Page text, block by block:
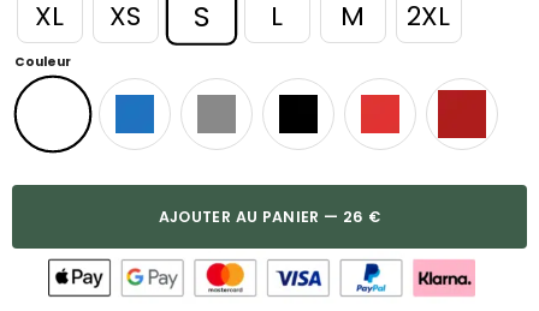
XL XS S L M 2XL
Couleur
AJOUTER AU PANIER — 26 €